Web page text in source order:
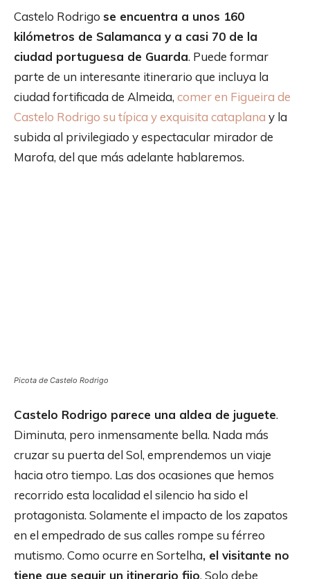
Castelo Rodrigo se encuentra a unos 160
kilómetros de Salamanca y a casi 70 de la
ciudad portuguesa de Guarda. Puede formar
parte de un interesante itinerario que incluya la
ciudad fortificada de Almeida, comer en Figueira de
Castelo Rodrigo su típica y exquisita cataplana y la
subida al privilegiado y espectacular mirador de
Marofa, del que más adelante hablaremos.
Picota de Castelo Rodrigo
Castelo Rodrigo parece una aldea de juguete.
Diminuta, pero inmensamente bella. Nada más
cruzar su puerta del Sol, emprendemos un viaje
hacia otro tiempo. Las dos ocasiones que hemos
recorrido esta localidad el silencio ha sido el
protagonista. Solamente el impacto de los zapatos
en el empedrado de sus calles rompe su férreo
mutismo. Como ocurre en Sortelha, el visitante no
tiene que seguir un itinerario fijo. Solo debe